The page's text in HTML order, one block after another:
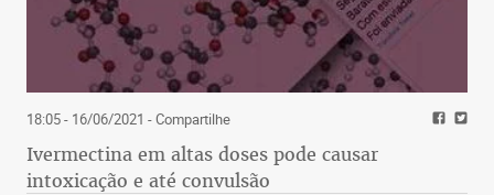
18:05 - 16/06/2021 - Compartilhe
Ivermectina em altas doses pode causar
intoxicação e até convulsão